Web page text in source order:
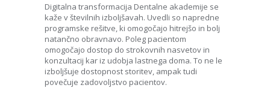
Digitalna transformacija Dentalne akademije se
kaže v številnih izboljšavah. Uvedli so napredne
programske rešitve, ki omogočajo hitrejšo in bolj
natančno obravnavo. Poleg pacientom
omogočajo dostop do strokovnih nasvetov in
konzultacij kar iz udobja lastnega doma. To ne le
izboljšuje dostopnost storitev, ampak tudi
povečuje zadovoljstvo pacientov.